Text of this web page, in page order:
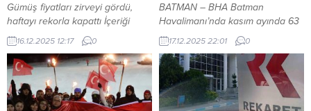
Gümüş fiyatları zirveyi gördü,
haftayı rekorla kapattı İçeriği
Görüntüle YAZI ARASI REKLAM
ALANI ANKARA-BHA Bakan
Işıkhan, Cumhurbaşkanlığı
Külliyesi’nde gerçekleştirilen
Kabine Toplantısı’nın ardından
basın mensuplarının sorularını
16.12.2025 12:17 0
BATMAN – BHA Batman
Havalimanı’nda kasım ayında 63
bin yolcu taşındı Devlet Hava
Meydanları İşletmesi (DHMİ)
Genel Müdürlüğü, Batman
Havalimanı’nın Kasım ayına ilişkin
hava yolu istatistiklerini
kamuoyuyla paylaştı. Açıklanan
17.12.2025 22:01 0